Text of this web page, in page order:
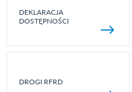
DEKLARACJA
DOSTĘPNOŚCI
DROGI RFRD